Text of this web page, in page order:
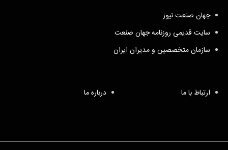
جهان صنعت نیوز
سایت قدیمی روزنامه جهان صنعت
سازمان متخصصین و مدیران ایران
ارتباط با ما درباره ما